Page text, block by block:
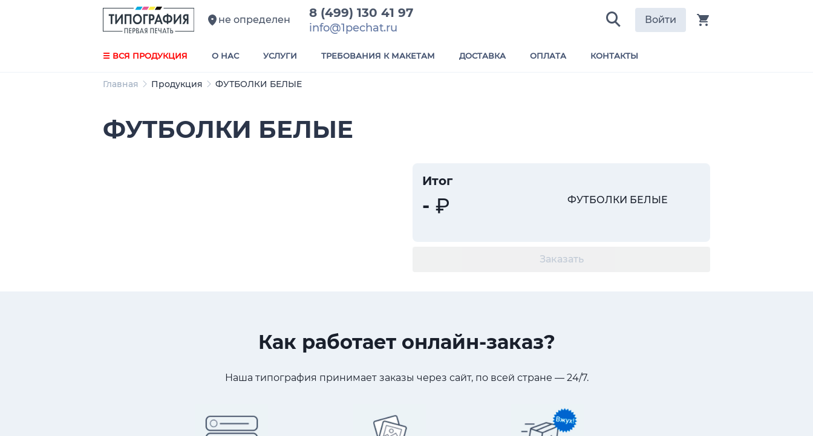
не определен 8 (499) 130 41 97
info@1pechat.ru
Войти
☰ ВСЯ ПРОДУКЦИЯ О НАС УСЛУГИ ТРЕБОВАНИЯ К МАКЕТАМ ДОСТАВКА ОПЛАТА КОНТАКТЫ
Главная Продукция ФУТБОЛКИ БЕЛЫЕ
ФУТБОЛКИ БЕЛЫЕ
Итог
- ФУТБОЛКИ БЕЛЫЕ
Заказать
Как работает онлайн-заказ?
Наша типография принимает заказы через сайт, по всей стране — 24/7.